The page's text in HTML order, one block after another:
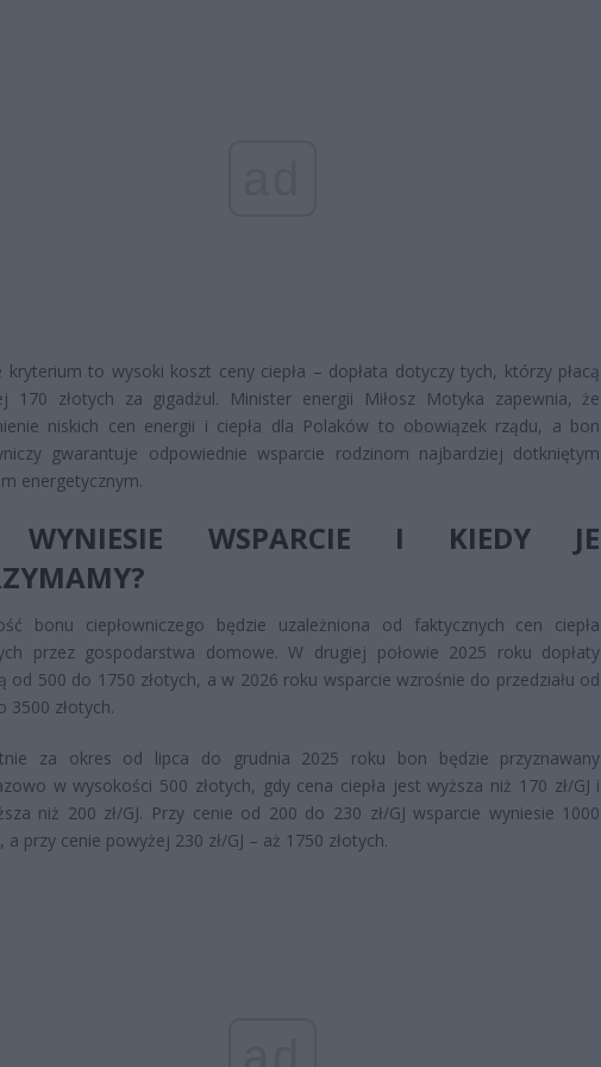
kryterium to wysoki koszt ceny ciepła – dopłata dotyczy tych, którzy płacą
170 złotych za gigadżul. Minister energii Miłosz Motyka zapewnia, że
niskich cen energii i ciepła dla Polaków to obowiązek rządu, a bon
gwarantuje odpowiednie wsparcie rodzinom najbardziej dotkniętym
energetycznym.
WYNIESIE WSPARCIE I KIEDY JE
bonu ciepłowniczego będzie uzależniona od faktycznych cen ciepła
przez gospodarstwa domowe. W drugiej połowie 2025 roku dopłaty
od 500 do 1750 złotych, a w 2026 roku wsparcie wzrośnie do przedziału od
3500 złotych.
za okres od lipca do grudnia 2025 roku bon będzie przyznawany
w wysokości 500 złotych, gdy cena ciepła jest wyższa niż 170 zł/GJ i
niż 200 zł/GJ. Przy cenie od 200 do 230 zł/GJ wsparcie wyniesie 1000
a przy cenie powyżej 230 zł/GJ – aż 1750 złotych.